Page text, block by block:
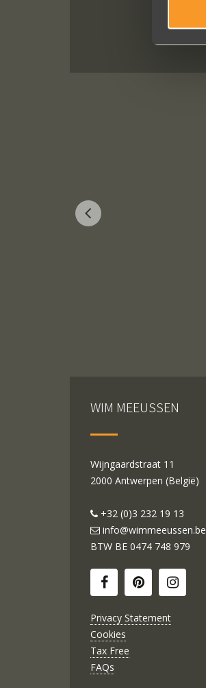
WIM MEEUSSEN
Wijngaardstraat 11
2000 Antwerpen (België)
+32 (0)3 232 19 13
info@wimmeeussen.be
BTW BE 0474 748 979
Privacy Statement
Cookies
Tax Free
FAQs